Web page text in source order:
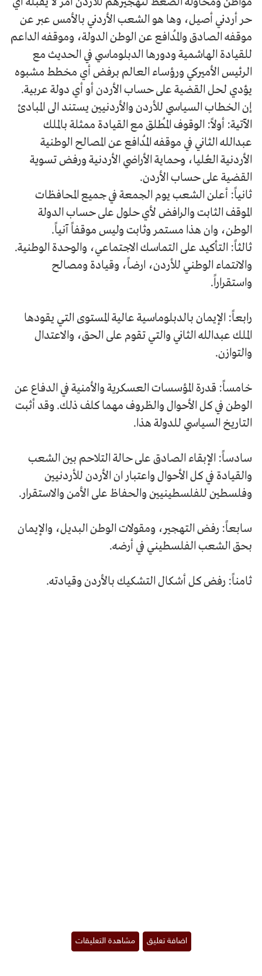
حر أردني أصيل، وها هو الشعب الأردني بالأمس عبر عن
موقفه الصادق والمُدافع عن الوطن الدولة، وموقفه الداعم
للقيادة الهاشمية ودورها الدبلوماسي في الحديث مع
الرئيس الأميركي ورؤساء العالم برفض أي مخطط مشبوه
يؤدي لحل القضية على حساب الأردن أو أي دولة عربية.
إن الخطاب السياسي للأردن والأردنيين يستند الى المبادئ
الآتية: أولاً: الوقوف المُطلق مع القيادة ممثلة بالملك
عبدالله الثاني في موقفه المُدافع عن المصالح الوطنية
الأردنية العُليا، وحماية الأراضي الأردنية ورفض تسوية
القضية على حساب الأردن.
ثانياً: أعلن الشعب يوم الجمعة في جميع المحافظات
الموقف الثابت والرافض لأي حلول على حساب الدولة
الوطن، وان هذا مستمر وثابت وليس موقفاً آنياً.
ثالثاً: التأكيد على التماسك الاجتماعي، والوحدة الوطنية.
والانتماء الوطني للأردن، ارضاً، وقيادة ومصالح
واستقراراً.
رابعاً: الإيمان بالدبلوماسية عالية المستوى التي يقودها
الملك عبدالله الثاني والتي تقوم على الحق، والاعتدال
والتوازن.
خامساً: قدرة المؤسسات العسكرية والأمنية في الدفاع عن
الوطن في كل الأحوال والظروف مهما كلف ذلك. وقد أثبت
التاريخ السياسي للدولة هذا.
سادساً: الإبقاء الصادق على حالة التلاحم بين الشعب
والقيادة في كل الأحوال واعتبار ان الأردن للأردنيين
وفلسطين للفلسطينيين والحفاظ على الأمن والاستقرار.
سابعاً: رفض التهجير، ومقولات الوطن البديل، والإيمان
بحق الشعب الفلسطيني في أرضه.
ثامناً: رفض كل أشكال التشكيك بالأردن وقيادته.